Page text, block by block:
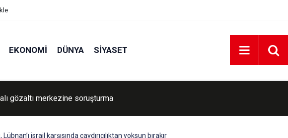
EKONOMI DÜNYA SIYASET
gözaltı merkezine soruşturma
israil karşısında caydırıcılıktan yoksun bırakır